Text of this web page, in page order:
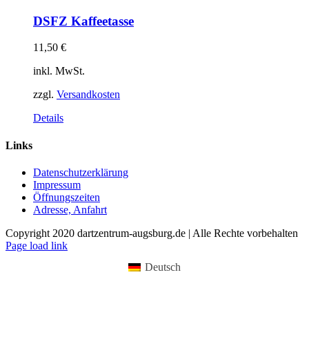
DSFZ Kaffeetasse
11,50 €
inkl. MwSt.
zzgl. Versandkosten
Dieses
Varianten
auf.
Die
Optionen
können
auf
der
Produktseite
Details
Links
Datenschutzerklärung
Impressum
Öffnungszeiten
Adresse, Anfahrt
Copyright 2020 dartzentrum-augsburg.de | Alle Rechte vorbehalten
Facebook
Instagram
YouTube
Page load link
Deutsch